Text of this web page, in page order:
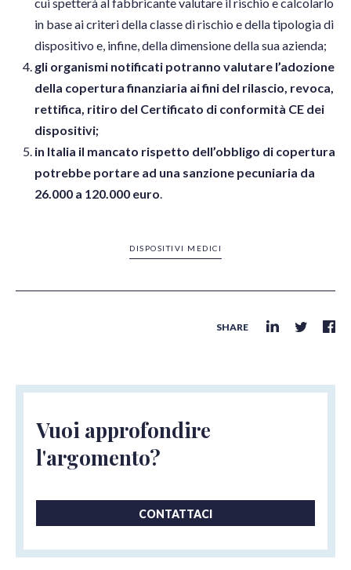
in base ai criteri della classe di rischio e della tipologia di
dispositivo e, infine, della dimensione della sua azienda;
gli organismi notificati potranno valutare l’adozione
della copertura finanziaria ai fini del rilascio, revoca,
rettifica, ritiro del Certificato di conformità CE dei
dispositivi;
in Italia il mancato rispetto dell’obbligo di copertura
potrebbe portare ad una sanzione pecuniaria da
26.000 a 120.000 euro.
DISPOSITIVI MEDICI
SHARE
Vuoi approfondire
l'argomento?
CONTATTACI